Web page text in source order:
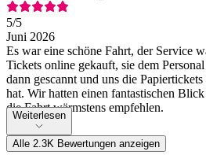
5/5
Juni 2026
Es war eine schöne Fahrt, der Service
Tickets online gekauft, sie dem
dann gescannt und uns die
hat. Wir hatten einen fantastischen
die Fahrt wärmstens empfehlen.
Weiterlesen
Alle 2.3K Bewertungen anzeigen